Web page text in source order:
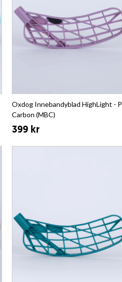
Oxdog Innebandyblad HighLight -
Carbon (MBC)
399 kr